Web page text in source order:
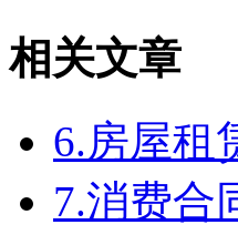
相关文章
6.房屋租
7.消费合